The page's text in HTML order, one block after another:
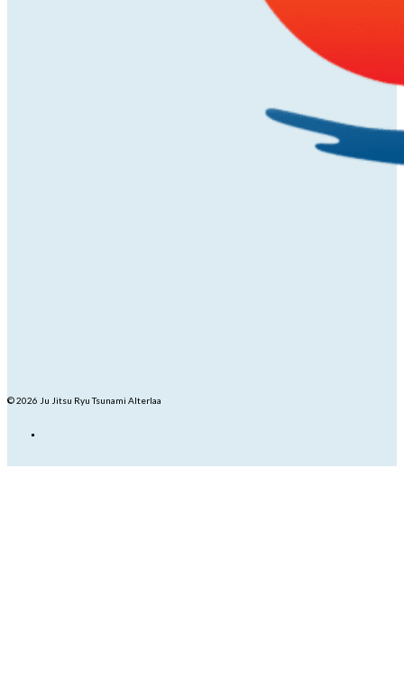
© 2026 Ju Jitsu Ryu Tsunami Alterlaa